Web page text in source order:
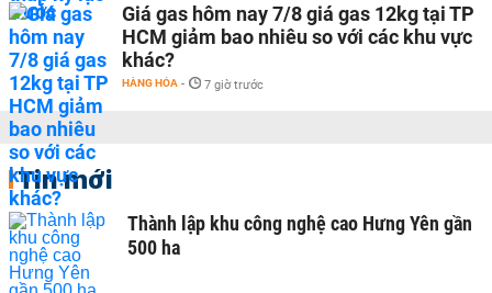
Giá gas hôm nay 7/8 giá gas 12kg tại TP
HCM giảm bao nhiêu so với các khu vực
khác?
HÀNG HÓA - 7 giờ trước
Tin mới
Thành lập khu công nghệ cao Hưng Yên gần
500 ha